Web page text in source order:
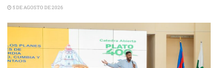
5 DE AGOSTO DE 2026